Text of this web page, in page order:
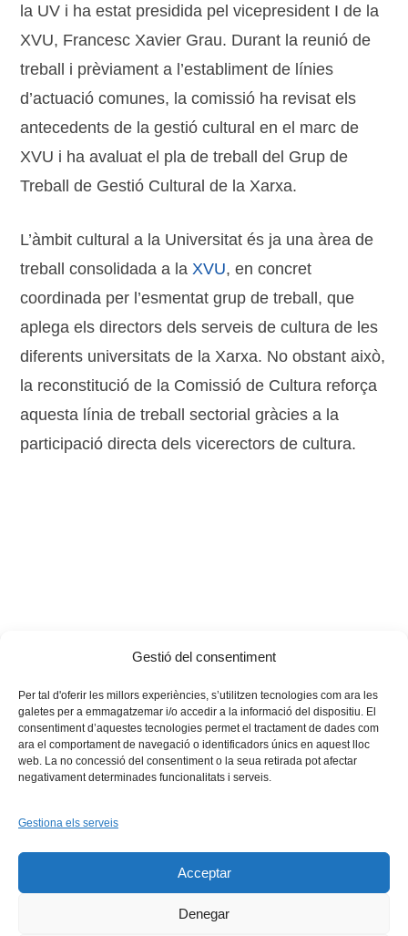
Gestió del consentiment
Per tal d'oferir les millors experiències, s’utilitzen tecnologies com ara les
galetes per a emmagatzemar i/o accedir a la informació del dispositiu. El
consentiment d’aquestes tecnologies permet el tractament de dades com
ara el comportament de navegació o identificadors únics en aquest lloc
web. La no concessió del consentiment o la seua retirada pot afectar
negativament determinades funcionalitats i serveis.
Gestiona els serveis
Acceptar
Denegar
la UV i ha estat presidida pel vicepresident I de la
XVU, Francesc Xavier Grau. Durant la reunió de
treball i prèviament a l’establiment de línies
d’actuació comunes, la comissió ha revisat els
antecedents de la gestió cultural en el marc de
XVU i ha avaluat el pla de treball del Grup de
Treball de Gestió Cultural de la Xarxa.
L’àmbit cultural a la Universitat és ja una àrea de
treball consolidada a la XVU, en concret
coordinada per l’esmentat grup de treball, que
aplega els directors dels serveis de cultura de les
diferents universitats de la Xarxa. No obstant això,
la reconstitució de la Comissió de Cultura reforça
aquesta línia de treball sectorial gràcies a la
participació directa dels vicerectors de cultura.
comissió cultura,cultura
Instagram
Flickr
INICI QUI SOM
PROGRAMES
DESENVOLUPAMENT SOSTENIBLE
AVÍS LEGAL